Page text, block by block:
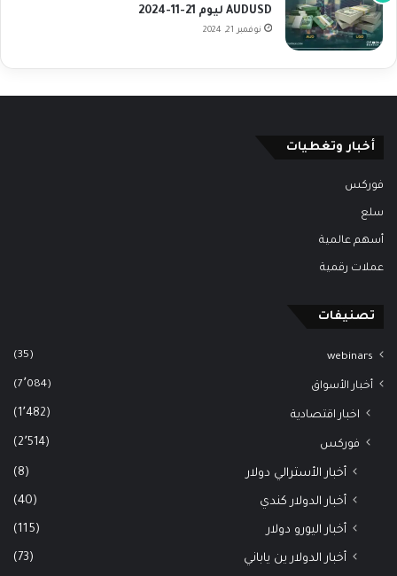
AUDUSD ليوم 21-11-2024
نوفمبر 21, 2024
أخبار وتغطيات
فوركس
سلع
أسهم عالمية
عملات رقمية
تصنيفات
webinars
(35)
أخبار الأسواق (7٬084)
اخبار اقتصادية (1٬482)
فوركس (2٬514)
أخبار الأسترالي دولار (8)
أخبار الدولار كندي (40)
أخبار اليورو دولار (115)
أخبار الدولار ين ياباني (73)